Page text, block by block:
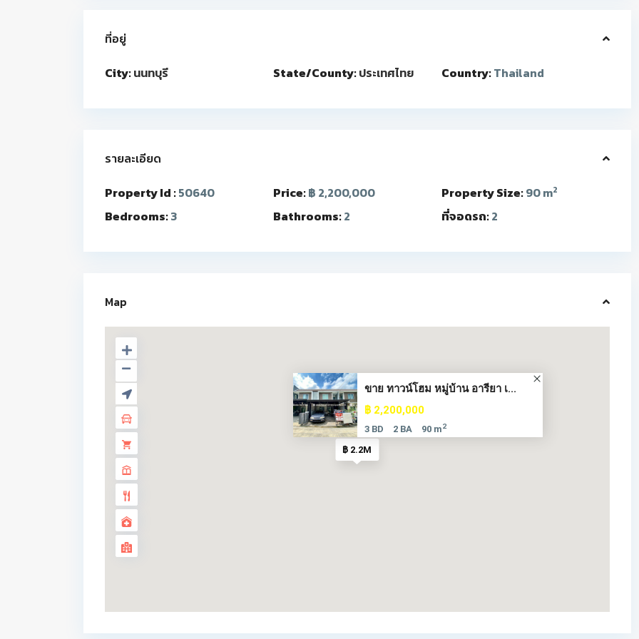
ที่อยู่
City:นนทบุรี State/County:ประเทศไทย Country:Thailand
รายละเอียด
Property Id :50640 Price:฿ 2,200,000 Property Size:90 m2
Bedrooms:3 Bathrooms:2 ที่จอดรถ:2
Map
฿ 2.2M
ขาย ทาวน์โฮม หมู่บ้าน อารียา เ...
฿ 2,200,000
3 BD 2 BA 90 m2